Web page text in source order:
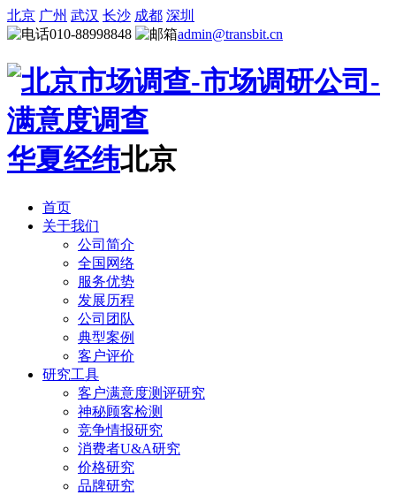
北京 广州 武汉 长沙 成都 深圳
010-88998848
admin@transbit.cn
华夏经纬北京
首页
关于我们
公司简介
全国网络
服务优势
发展历程
公司团队
典型案例
客户评价
研究工具
客户满意度测评研究
神秘顾客检测
竞争情报研究
消费者U&A研究
价格研究
品牌研究